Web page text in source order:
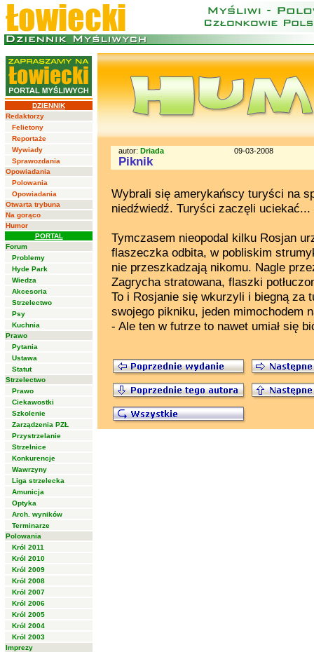
DZIENNIK
Redaktorzy
Felietony
Reportaże
Wywiady
Sprawozdania
Opowiadania
Polowania
Opowiadania
Otwarta trybuna
Na gorąco
Humor
PORTAL
Forum
Problemy
Hyde Park
Wiedza
Akcesoria
Strzelectwo
Psy
Kuchnia
Prawo
Pytania
Ustawa
Statut
Strzelectwo
Prawo
Ciekawostki
Szkolenie
Zarządzenia PZŁ
Przystrzelanie
Strzelnice
Konkurencje
Wawrzyny
Liga strzelecka
Amunicja
Optyka
Arch. wyników
Terminarze
Polowania
Król 2011
Król 2010
Król 2009
Król 2008
Król 2007
Król 2006
Król 2005
Król 2004
Król 2003
Imprezy
autor: Driada 09-03-2008
Piknik
Wybrali się amerykańscy turyści na
niedźwiedź. Turyści zaczęli uciekać...
Tymczasem nieopodal kilku Rosjan
flaszeczka odbita, w pobliskim
nie przeszkadzają nikomu. Nagle
Zagrycha stratowana, flaszki
To i Rosjanie się wkurzyli i biegną za
swojego pikniku, jeden mimochodem
- Ale ten w futrze to nawet umiał się